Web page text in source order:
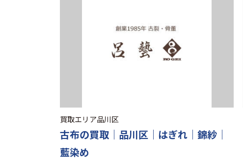
買取エリア品川区
古布の買取｜品川区｜はぎれ｜錦紗｜
藍染め